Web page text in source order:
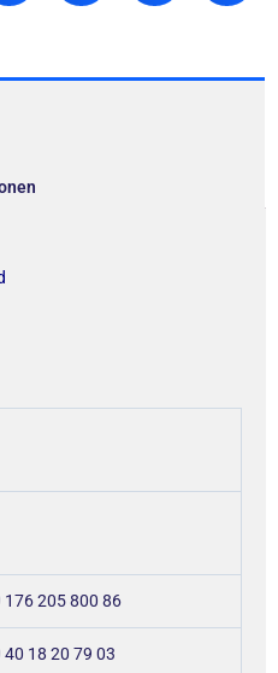
176 205 800 86
40 18 20 79 03